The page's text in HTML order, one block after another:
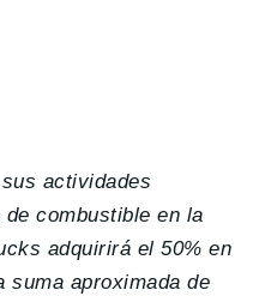
actividades
combustible en la
adquirirá el 50% en
suma aproximada de